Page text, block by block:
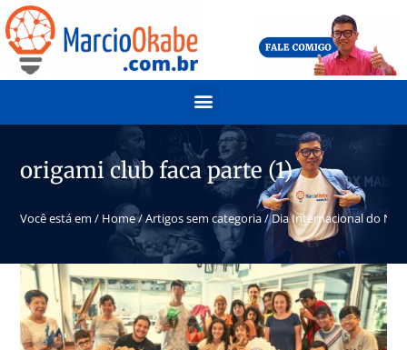
origami club faca parte (1)
Você está em / Home/Artigos sem categoria/Dia Internacional do